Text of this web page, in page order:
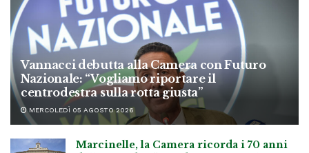
Vannacci debutta alla Camera con Futuro
Nazionale: “Vogliamo riportare il
centrodestra sulla rotta giusta”
MERCOLEDÌ 05 AGOSTO 2026
Marcinelle, la Camera ricorda i 70 anni